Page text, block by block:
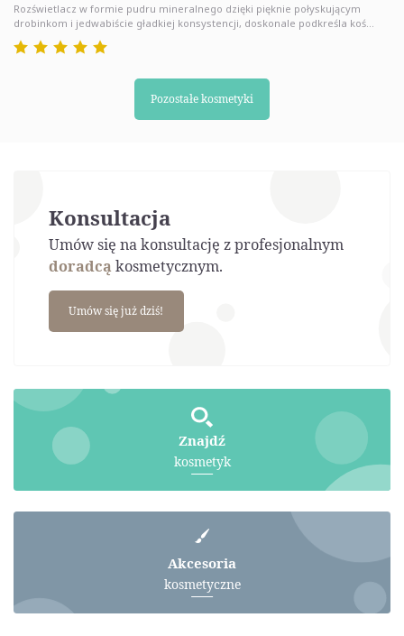
Rozświetlacz w formie pudru mineralnego dzięki pięknie połyskującym
drobinkom i jedwabiście gładkiej konsystencji, doskonale podkreśla koś...
Pozostałe kosmetyki
Konsultacja
Umów się na konsultację z profesjonalnym
doradcąkosmetycznym.
Umów się już dziś!
Znajdź
kosmetyk
Akcesoria
kosmetyczne